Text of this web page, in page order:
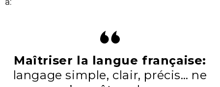
Maîtriser la langue française:
langage simple, clair, précis… ne